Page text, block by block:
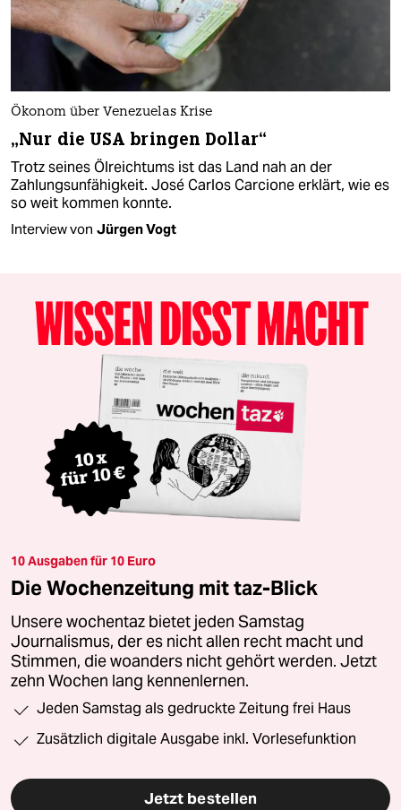
Ökonom über Venezuelas Krise
„Nur die USA bringen Dollar“
Trotz seines Ölreichtums ist das Land nah an der
Zahlungsunfähigkeit. José Carlos Carcione erklärt, wie es
so weit kommen konnte.
Interview von Jürgen Vogt
10 Ausgaben für 10 Euro
Die Wochenzeitung mit taz-Blick
Unsere wochentaz bietet jeden Samstag
Journalismus, der es nicht allen recht macht und
Stimmen, die woanders nicht gehört werden. Jetzt
zehn Wochen lang kennenlernen.
Jeden Samstag als gedruckte Zeitung frei Haus
Zusätzlich digitale Ausgabe inkl. Vorlesefunktion
Jetzt bestellen